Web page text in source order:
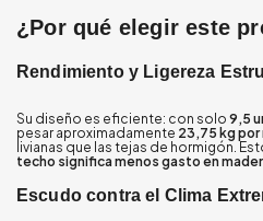
¿Por qué elegir este
Rendimiento y Ligereza
Su diseño es eficiente: con solo 9,5
pesar aproximadamente 23,75 kg por
livianas que las tejas de hormigón.
techo significa menos gasto en
Escudo contra el Clima